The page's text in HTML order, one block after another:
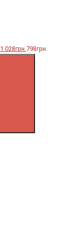
1 028грн. 798грн.